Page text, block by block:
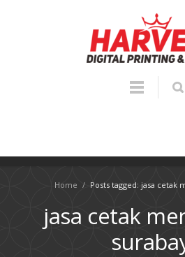
Home / Posts tagged: jasa cetak
jasa cetak